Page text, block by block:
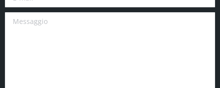
Messaggio